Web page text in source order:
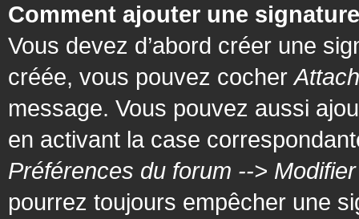
Comment ajouter une
Vous devez d’abord créer une
créée, vous pouvez cocher
message. Vous pouvez aussi
en activant la case
Préférences du forum -->
pourrez toujours empêcher une